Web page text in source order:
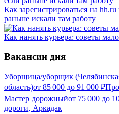
Как зарегистрироваться на hh.ru
раньше искали там работу
Как нанять курьера: советы
Вакансии дня
Уборщица/уборщик
область)от 85 000 до 91 000 ₽
Мастер дорожныйот 75 000 до
дороги, Аркадак